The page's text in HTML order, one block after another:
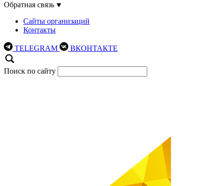
Обратная связь
Сайты организаций
Контакты
TELEGRAM ВКОНТАКТЕ
Поиск по сайту